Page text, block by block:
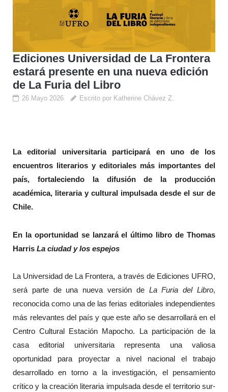
Ediciones Universidad de La Frontera
estará presente en una nueva edición
de La Furia del Libro
26 Mayo 2026 Escrito por Katherine Chávez Z.
La editorial universitaria participará en uno de los
encuentros literarios y editoriales más importantes del
país, fortaleciendo la difusión de la producción
académica, literaria y cultural impulsada desde el sur de
Chile.
En la oportunidad se lanzará el último libro de Thomas
Harris La ciudad y los espejos
La Universidad de La Frontera, a través de Ediciones UFRO,
será parte de una nueva versión de La Furia del Libro,
reconocida como una de las ferias editoriales independientes
más relevantes del país y que este año se desarrollará en el
Centro Cultural Estación Mapocho. La participación de la
casa editorial universitaria representa una valiosa
oportunidad para proyectar a nivel nacional el trabajo
desarrollado en torno a la investigación, el pensamiento
crítico y la creación literaria impulsada desde el territorio sur-